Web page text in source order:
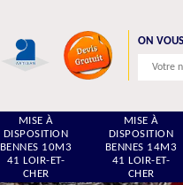
ON
MISE À
DISPOSITION
BENNES 10M3
41 LOIR-ET-
CHER
MISE À
DISPOSITION
BENNES 14M3
41 LOIR-ET-
CHER